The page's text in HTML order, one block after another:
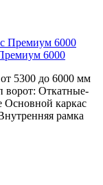
6000
от 5300 до 6000 мм
ворот: Откатные-
Основной каркас
рамка